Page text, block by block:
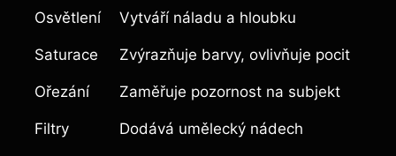
Osvětlení Vytváří náladu a hloubku
Saturace Zvýrazňuje barvy, ovlivňuje pocit
Ořezání Zaměřuje pozornost na subjekt
Filtry Dodává umělecký nádech